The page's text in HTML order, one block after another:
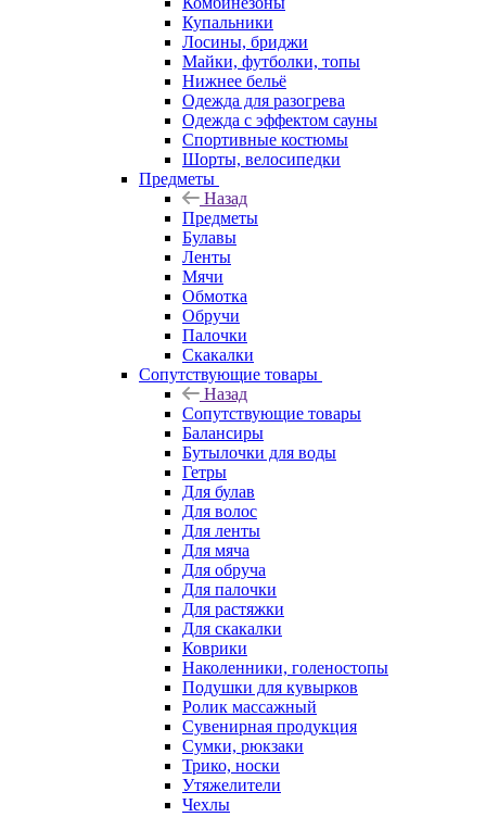
Купальники
Лосины, бриджи
Майки, футболки, топы
Нижнее бельё
Одежда для разогрева
Одежда с эффектом сауны
Спортивные костюмы
Шорты, велосипедки
Предметы
Назад
Предметы
Булавы
Ленты
Мячи
Обмотка
Обручи
Палочки
Скакалки
Сопутствующие товары
Назад
Сопутствующие товары
Балансиры
Бутылочки для воды
Гетры
Для булав
Для волос
Для ленты
Для мяча
Для обруча
Для палочки
Для растяжки
Для скакалки
Коврики
Наколенники, голеностопы
Подушки для кувырков
Ролик массажный
Сувенирная продукция
Сумки, рюкзаки
Трико, носки
Утяжелители
Чехлы